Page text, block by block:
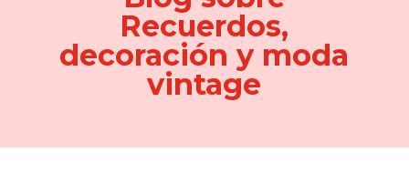
Recuerdos,
decoración y moda
vintage